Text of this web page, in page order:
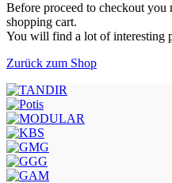
Before proceed to checkout you
shopping cart.
You will find a lot of interesting
Zurück zum Shop